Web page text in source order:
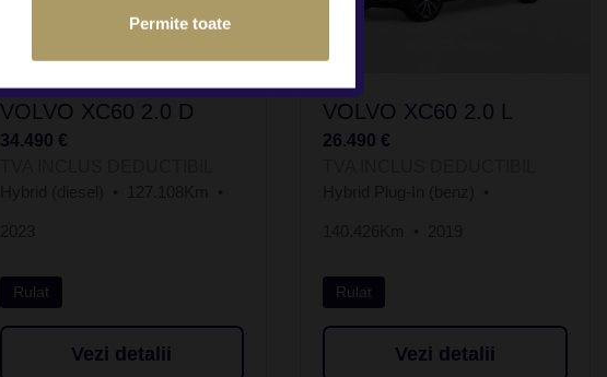
Permite toate
VOLVO XC60 2.0 D
34.490 €
Rulat
Vezi detalii
VOLVO XC60 2.0 L
26.490 €
Rulat
Vezi detalii